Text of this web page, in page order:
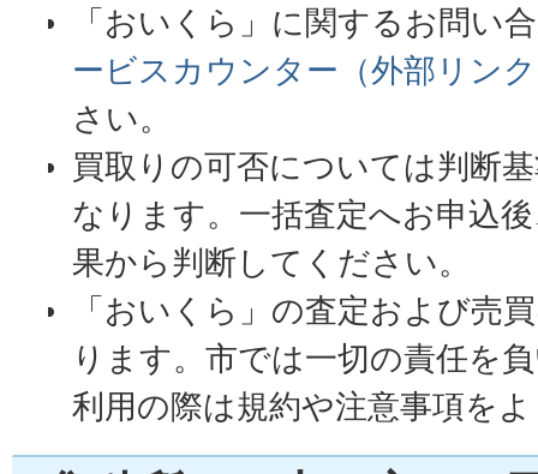
「おいくら」に関するお問い
ービスカウンター（外部リン
さい。
買取りの可否については判断
なります。一括査定へお申込
果から判断してください。
「おいくら」の査定および売
ります。市では一切の責任を
利用の際は規約や注意事項を